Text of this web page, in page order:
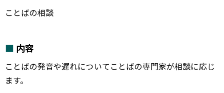
ことばの相談
内容
ことばの発音や遅れについてことばの専門家が相談に応じ
ます。